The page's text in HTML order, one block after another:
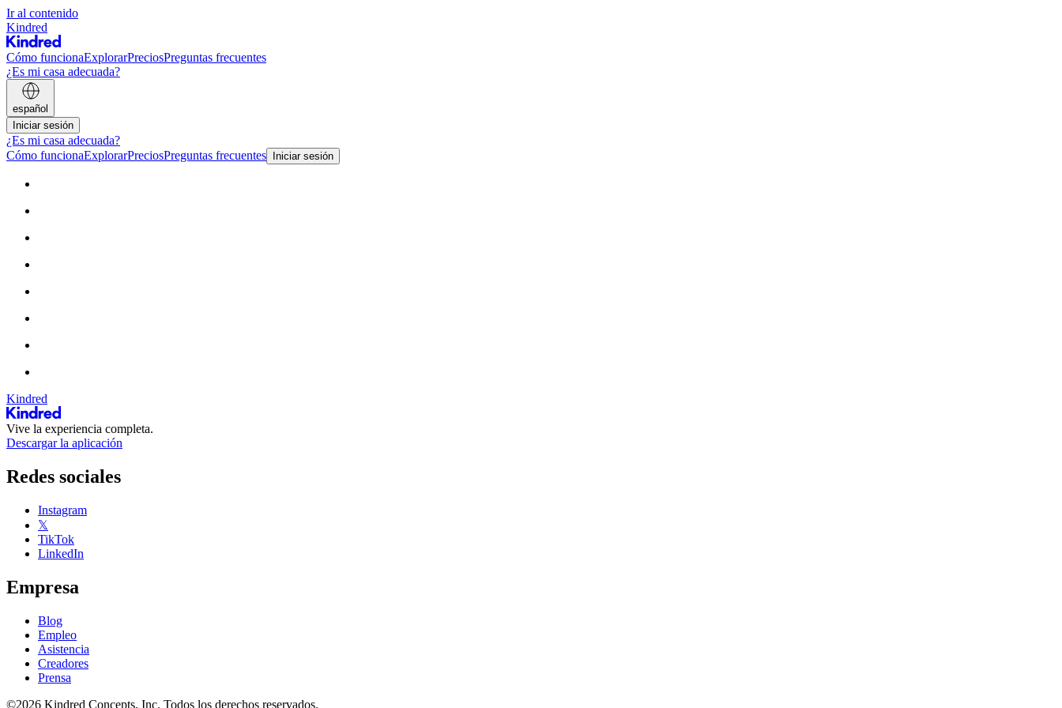
Ir al contenido
Kindred
Cómo funcionaExplorarPreciosPreguntas frecuentes
¿Es mi casa adecuada?
español
Iniciar sesión
¿Es mi casa adecuada?
Cómo funcionaExplorarPreciosPreguntas frecuentes Iniciar sesión
Kindred
Vive la experiencia completa.
Descargar la aplicación
Redes sociales
Instagram
𝕏
TikTok
LinkedIn
Empresa
Blog
Empleo
Asistencia
Creadores
Prensa
©2026 Kindred Concepts, Inc. Todos los derechos reservados.